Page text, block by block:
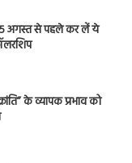
अगस्त से पहले कर लें ये
के व्यापक प्रभाव को